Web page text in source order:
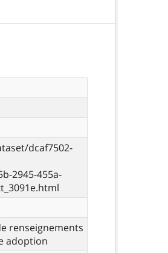
dcaf7502-
2945-455a-
renseignements
adoption